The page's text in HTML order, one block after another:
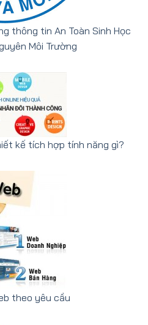
thông tin An Toàn Sinh Học
Môi Trường
kế tích hợp tính năng gì?
theo yêu cầu